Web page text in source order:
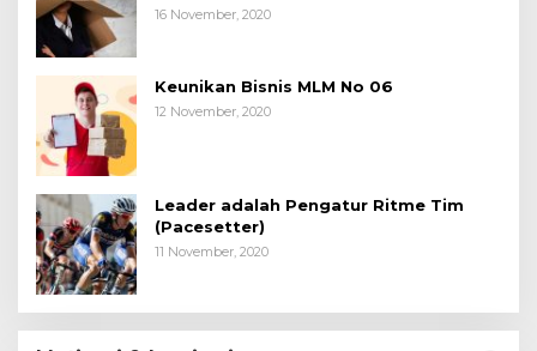
16 November, 2020
Keunikan Bisnis MLM No 06
12 November, 2020
Leader adalah Pengatur Ritme Tim
(Pacesetter)
11 November, 2020